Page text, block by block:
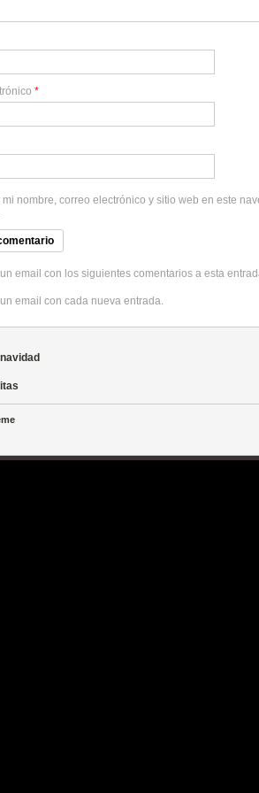
*
mi nombre, correo electrónico y sitio web en este
email con los siguientes comentarios a esta
email con cada nueva entrada.